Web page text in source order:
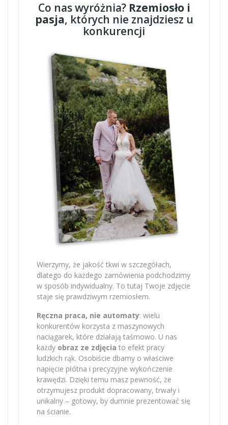
Co nas wyróżnia? Rzemiosło i
pasja, których nie znajdziesz u
konkurencji
Wierzymy, że jakość tkwi w szczegółach,
dlatego do każdego zamówienia podchodzimy
w sposób indywidualny. To tutaj Twoje zdjęcie
staje się prawdziwym rzemiosłem.
Ręczna praca, nie automaty: wielu
konkurentów korzysta z maszynowych
naciągarek, które działają taśmowo. U nas
każdy obraz ze zdjęcia to efekt pracy
ludzkich rąk. Osobiście dbamy o właściwe
napięcie płótna i precyzyjne wykończenie
krawędzi. Dzięki temu masz pewność, że
otrzymujesz produkt dopracowany, trwały i
unikalny – gotowy, by dumnie prezentować się
na ścianie.